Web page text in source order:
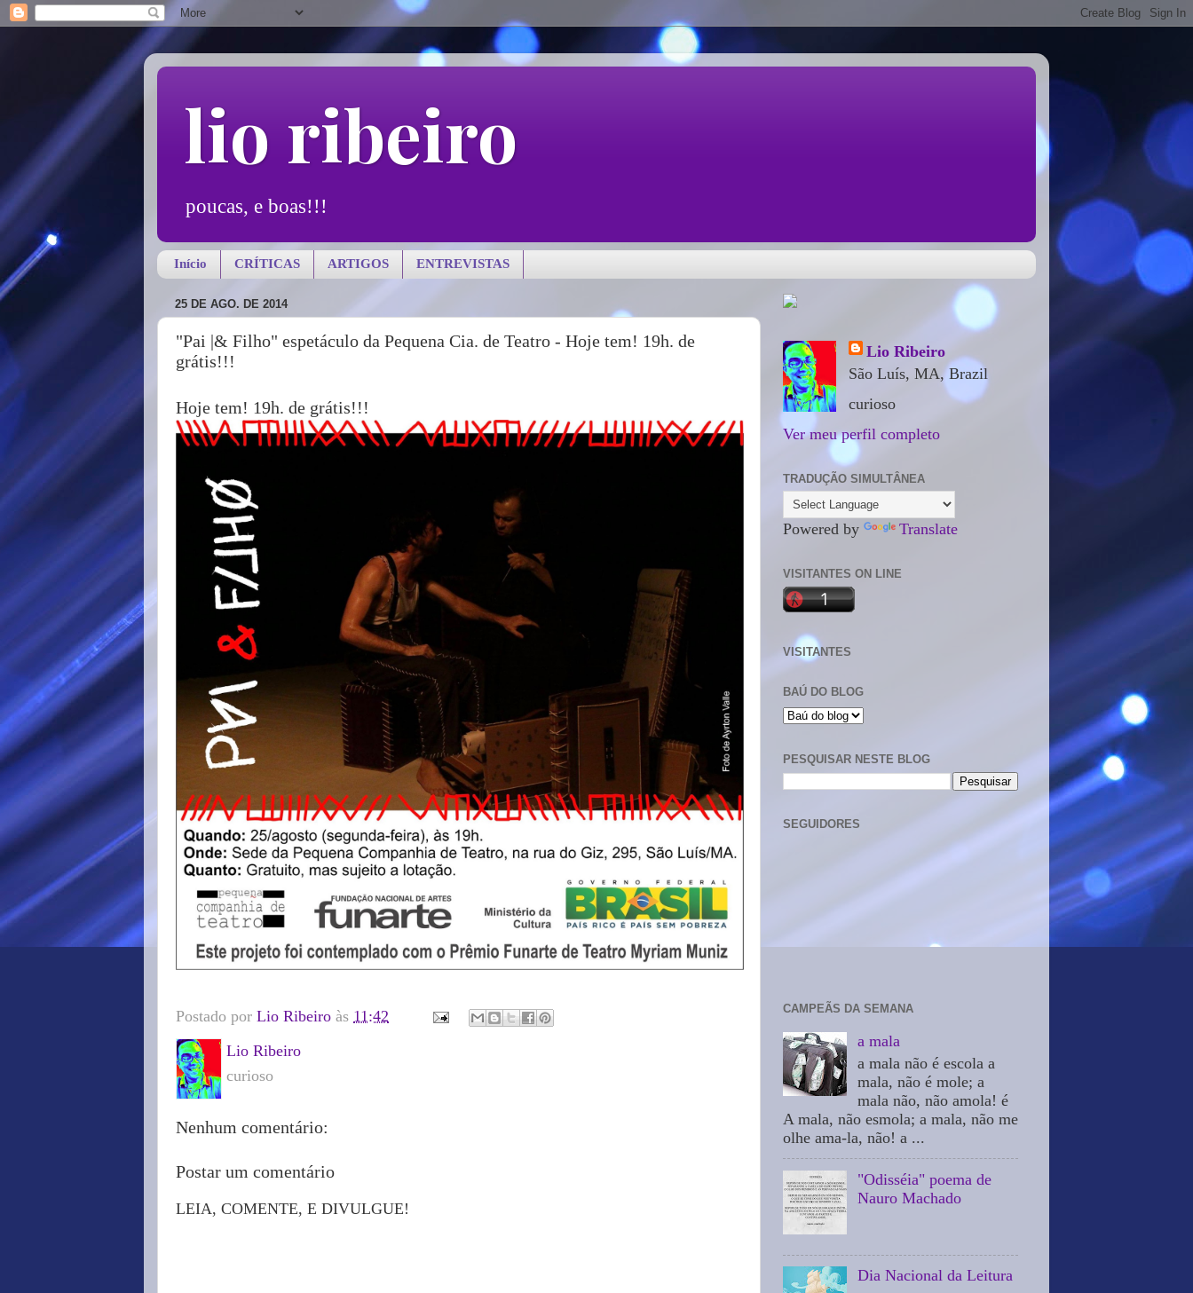
lio ribeiro
poucas, e boas!!!
Início CRÍTICAS ARTIGOS ENTREVISTAS
25 DE AGO. DE 2014
"Pai |& Filho" espetáculo da Pequena Cia. de Teatro - Hoje tem! 19h. de
grátis!!!
Hoje tem! 19h. de grátis!!!
Postado por Lio Ribeiro às 11:42
Lio Ribeiro
curioso
Nenhum comentário:
Postar um comentário
LEIA, COMENTE, E DIVULGUE!
Lio Ribeiro
São Luís, MA, Brazil
curioso
Ver meu perfil completo
TRADUÇÃO SIMULTÂNEA
Powered by Translate
VISITANTES ON LINE
VISITANTES
BAÚ DO BLOG
PESQUISAR NESTE BLOG
SEGUIDORES
CAMPEÃS DA SEMANA
a mala
a mala não é escola a
mala, não é mole; a
mala não, não amola! é
A mala, não esmola; a mala, não me
olhe ama-la, não! a ...
"Odisséia" poema de
Nauro Machado
Dia Nacional da Leitura